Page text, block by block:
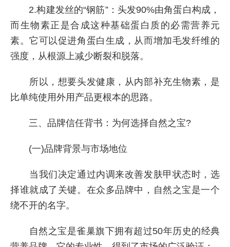
2.构建发丝的“钢筋”：头发90%由角蛋白构成，
而生物素正是合成这种基础蛋白质的必需营养元
素。它可以促进角蛋白生成，从而增加毛发纤维的
强度，从根源上减少断裂和脱落。
所以，想要头发健康，从内部补充生物素，是
比单纯使用外用产品更根本的思路。
三、品牌信任背书：为何选择自然之宝?
(一)品牌背景与市场地位
当我们决定通过内调来改善发肤甲状态时，选
择谁就成了关键。在众多品牌中，自然之宝是一个
绕不开的名字。
自然之宝是雀巢旗下拥有超过50年历史的经典